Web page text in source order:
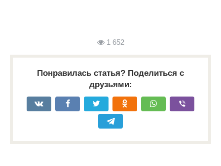
1 652
Понравилась статья? Поделиться с
друзьями: